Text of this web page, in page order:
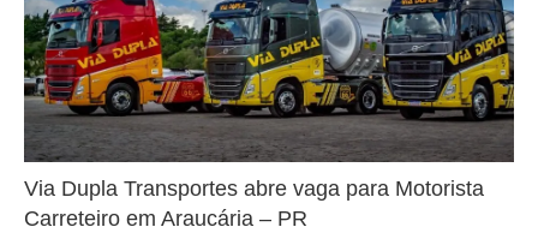
Via Dupla Transportes abre vaga para Motorista
Carreteiro em Araucária – PR